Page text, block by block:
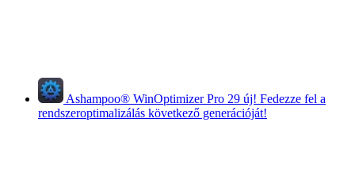
Ashampoo® WinOptimizer Pro 29 új! Fedezze fel a
rendszeroptimalizálás következő generációját!